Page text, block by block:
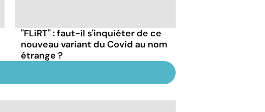
"FLiRT" : faut-il s'inquiéter de ce
nouveau variant du Covid au nom
étrange ?